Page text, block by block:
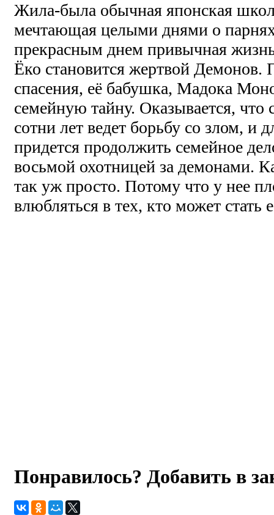
Жила-была обычная японская
мечтающая целыми днями о
прекрасным днем привычная
Ёко становится жертвой Демонов.
спасения, её бабушка, Мадока
семейную тайну. Оказывается,
сотни лет ведет борьбу со злом, и
придется продолжить семейное
восьмой охотницей за демонами.
так уж просто. Потому что у нее
влюбляться в тех, кто может стать
Понравилось? Добавить в